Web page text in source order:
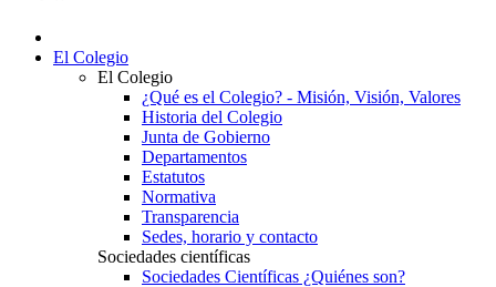
El Colegio
El Colegio
¿Qué es el Colegio? - Misión, Visión, Valores
Historia del Colegio
Junta de Gobierno
Departamentos
Estatutos
Normativa
Transparencia
Sedes, horario y contacto
Sociedades científicas
Sociedades Científicas ¿Quiénes son?